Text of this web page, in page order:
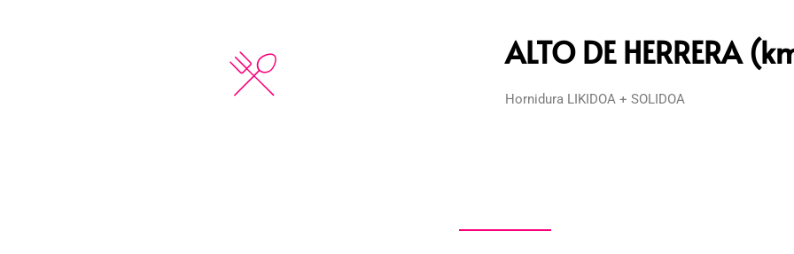
ALTO DE HERRERA
Hornidura LIKIDOA + SOLIDOA